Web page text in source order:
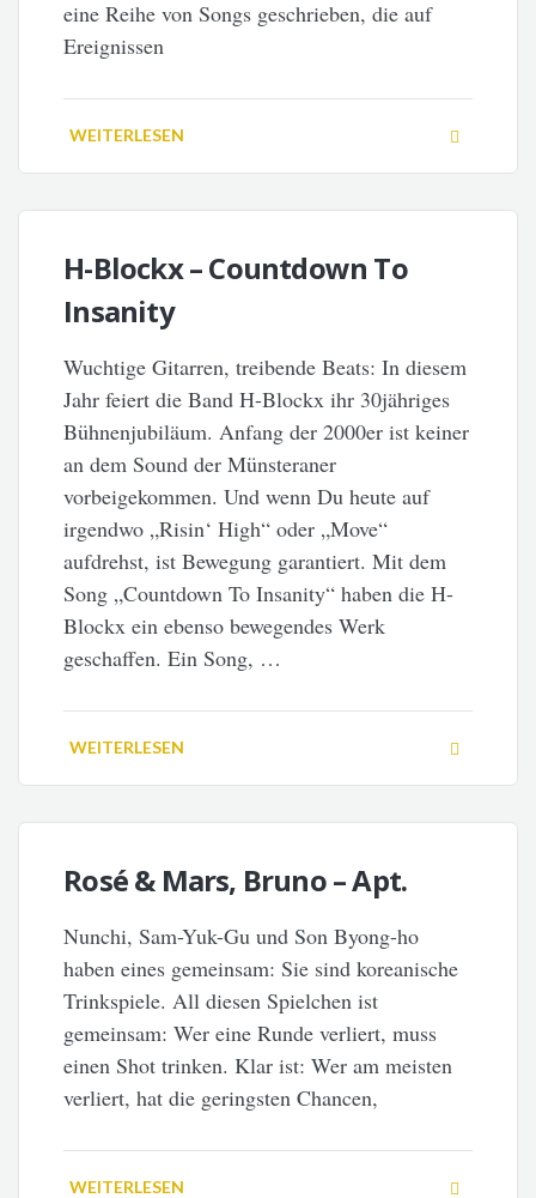
eine Reihe von Songs geschrieben, die auf
Ereignissen
WEITERLESEN
H-Blockx – Countdown To
Insanity
Wuchtige Gitarren, treibende Beats: In diesem
Jahr feiert die Band H-Blockx ihr 30jähriges
Bühnenjubiläum. Anfang der 2000er ist keiner
an dem Sound der Münsteraner
vorbeigekommen. Und wenn Du heute auf
irgendwo „Risin‘ High“ oder „Move“
aufdrehst, ist Bewegung garantiert. Mit dem
Song „Countdown To Insanity“ haben die H-
Blockx ein ebenso bewegendes Werk
geschaffen. Ein Song, …
WEITERLESEN
Rosé & Mars, Bruno – Apt.
Nunchi, Sam-Yuk-Gu und Son Byong-ho
haben eines gemeinsam: Sie sind koreanische
Trinkspiele. All diesen Spielchen ist
gemeinsam: Wer eine Runde verliert, muss
einen Shot trinken. Klar ist: Wer am meisten
verliert, hat die geringsten Chancen,
WEITERLESEN